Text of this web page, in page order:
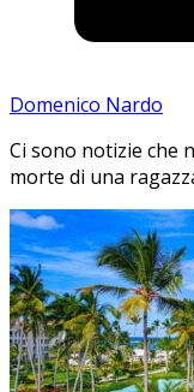
Domenico Nardo
Ci sono notizie che
morte di una